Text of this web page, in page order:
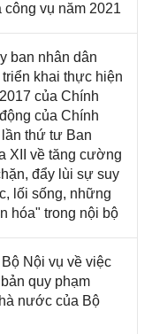
vụ năm 2021
ban nhân dân
khai thực hiện
của Chính
của Chính
thứ tư Ban
XII về tăng cường
đẩy lùi sự suy
lối sống, những
hóa" trong nội bộ
Nội vụ về việc
quy phạm
nước của Bộ